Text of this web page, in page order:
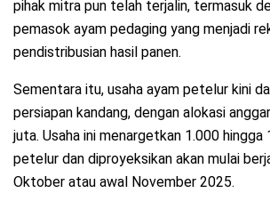
pihak mitra pun telah terjalin, termasuk
pemasok ayam pedaging yang menjadi
pendistribusian hasil panen.
Sementara itu, usaha ayam petelur kini
persiapan kandang, dengan alokasi
juta. Usaha ini menargetkan 1.000 hingga
petelur dan diproyeksikan akan mulai
Oktober atau awal November 2025.